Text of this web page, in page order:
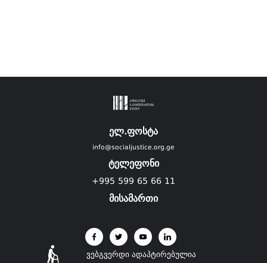
ელ.ფოსტა
info@socialjustice.org.ge
ტელეფონი
+995 599 65 66 11
მისამართი
ვებგვერდი ადაპტირებულია